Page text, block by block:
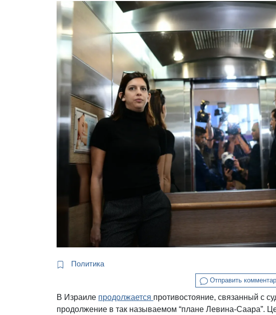
Политика
Отправить
В Израиле продолжается противостояние, связанный с
продолжение в так называемом “плане Левина-Саара”.